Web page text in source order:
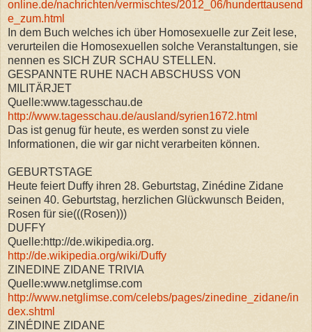
online.de/nachrichten/vermischtes/2012_06/hunderttausend
e_zum.html
In dem Buch welches ich über Homosexuelle zur Zeit lese,
verurteilen die Homosexuellen solche Veranstaltungen, sie
nennen es SICH ZUR SCHAU STELLEN.
GESPANNTE RUHE NACH ABSCHUSS VON
MILITÄRJET
Quelle:www.tagesschau.de
http://www.tagesschau.de/ausland/syrien1672.html
Das ist genug für heute, es werden sonst zu viele
Informationen, die wir gar nicht verarbeiten können.
GEBURTSTAGE
Heute feiert Duffy ihren 28. Geburtstag, Zinédine Zidane
seinen 40. Geburtstag, herzlichen Glückwunsch Beiden,
Rosen für sie(((Rosen)))
DUFFY
Quelle:http://de.wikipedia.org.
http://de.wikipedia.org/wiki/Duffy
ZINEDINE ZIDANE TRIVIA
Quelle:www.netglimse.com
http://www.netglimse.com/celebs/pages/zinedine_zidane/in
dex.shtml
ZINÉDINE ZIDANE